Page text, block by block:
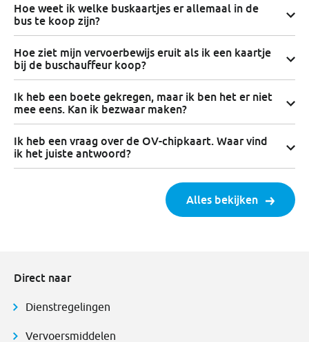
Hoe weet ik welke buskaartjes er allemaal in de
bus te koop zijn?
Hoe ziet mijn vervoerbewijs eruit als ik een kaartje
bij de buschauffeur koop?
Ik heb een boete gekregen, maar ik ben het er niet
mee eens. Kan ik bezwaar maken?
Ik heb een vraag over de OV-chipkaart. Waar vind
ik het juiste antwoord?
Alles bekijken
Direct naar
Dienstregelingen
Vervoersmiddelen